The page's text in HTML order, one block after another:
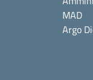
MAD
Argo